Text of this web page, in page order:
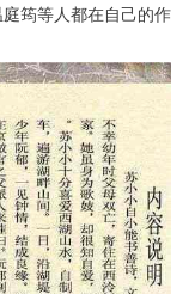
筠等人都在自己的作